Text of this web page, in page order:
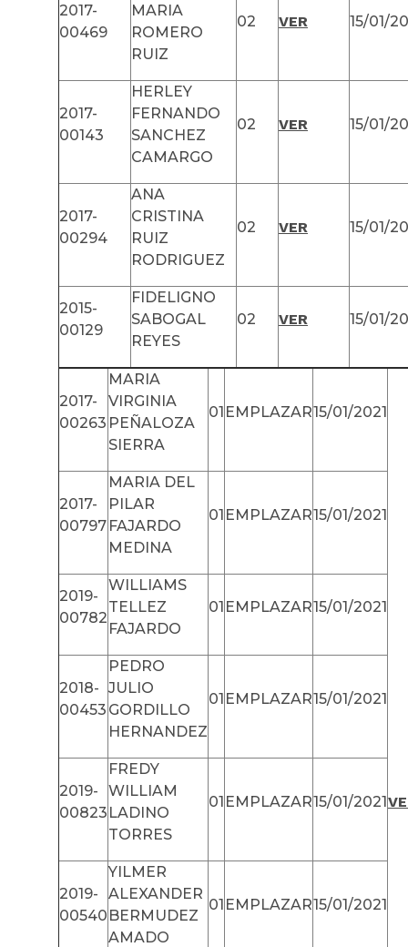
2017-
00469
MARIA
ROMERO
RUIZ
02 VER 15/01/
2017-
00143
HERLEY
FERNANDO
SANCHEZ
CAMARGO
02 VER 15/01/
2017-
00294
ANA
CRISTINA
RUIZ
RODRIGUEZ
02 VER 15/01/
2015-
00129
FIDELIGNO
SABOGAL
REYES
02 VER 15/01/
2017-
00263
MARIA
VIRGINIA
PEÑALOZA
SIERRA
01 EMPLAZAR15/01/2021
2017-
00797
MARIA DEL
PILAR
FAJARDO
MEDINA
01 EMPLAZAR15/01/2021
2019-
00782
WILLIAMS
TELLEZ
FAJARDO
01 EMPLAZAR15/01/2021
2018-
00453
PEDRO
JULIO
GORDILLO
HERNANDEZ
01 EMPLAZAR15/01/2021
2019-
00823
FREDY
WILLIAM
LADINO
TORRES
01 EMPLAZAR15/01/2021
2019-
00540
YILMER
ALEXANDER
BERMUDEZ
AMADO
01 EMPLAZAR15/01/2021